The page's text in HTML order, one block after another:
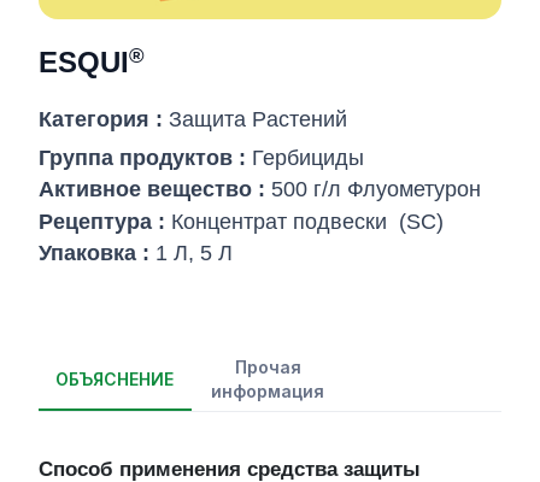
ESQUI®
Категория : Защита Pастений
Группа продуктов : Гербициды
Активное вещество : 500 г/л Флуометурон
Рецептура : Концентрат подвески (SC)
Упаковка : 1 Л, 5 Л
ОБЪЯСНЕНИЕ
Прочая
информация
Способ применения средства защиты